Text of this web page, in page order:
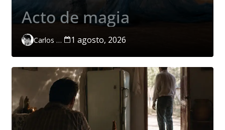
Acto de magia
Carlos Páramo López 1 agosto, 2026